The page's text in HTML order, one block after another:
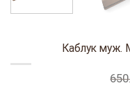
Каблук муж.